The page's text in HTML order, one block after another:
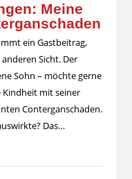
Meine
ein Gastbeitrag,
Sicht. Der
Sohn – möchte gerne
mit seiner
Conterganschaden.
Das…